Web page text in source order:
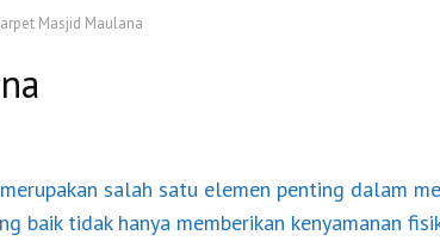
Masjid Maulana
salah satu elemen penting dalam
baik tidak hanya memberikan kenyamanan